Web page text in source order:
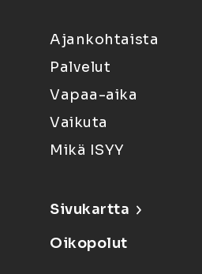
Ajankohtaista
Palvelut
Vapaa-aika
Vaikuta
Mikä ISYY
Sivukartta
Oikopolut